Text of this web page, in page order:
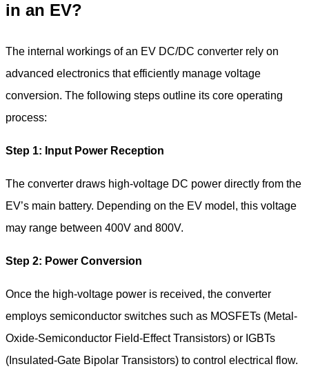
in an EV?
The internal workings of an EV DC/DC converter rely on
advanced electronics that efficiently manage voltage
conversion. The following steps outline its core operating
process:
Step 1: Input Power Reception
The converter draws high-voltage DC power directly from the
EV’s main battery. Depending on the EV model, this voltage
may range between 400V and 800V.
Step 2: Power Conversion
Once the high-voltage power is received, the converter
employs semiconductor switches such as MOSFETs (Metal-
Oxide-Semiconductor Field-Effect Transistors) or IGBTs
(Insulated-Gate Bipolar Transistors) to control electrical flow.